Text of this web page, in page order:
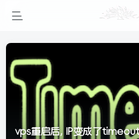
vps重启后, IP变成了